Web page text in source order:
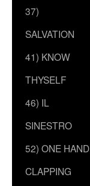
37)
SALVATION
41) KNOW
THYSELF
46) IL
SINESTRO
52) ONE HAND
CLAPPING